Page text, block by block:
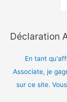
Déclaration
En tant
Associate, je
sur ce site.